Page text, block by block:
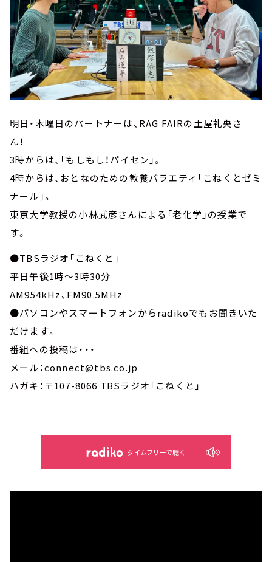
明日・木曜日のパートナーは、RAG FAIRの土屋礼央さ
ん！
3時からは、「もしもし！パイセン」。
4時からは、おとなのための教養バラエティ「こねくとゼミ
ナール」。
東京大学教授の小林武彦さんによる「老化学」の授業で
す。
●TBSラジオ「こねくと」
平日午後1時～3時30分
AM954kHz、FM90.5MHz
●パソコンやスマートフォンからradikoでもお聞きいた
だけます。
番組への投稿は・・・
メール：connect@tbs.co.jp
ハガキ：〒107-8066 TBSラジオ「こねくと」
タイムフリーで聴く